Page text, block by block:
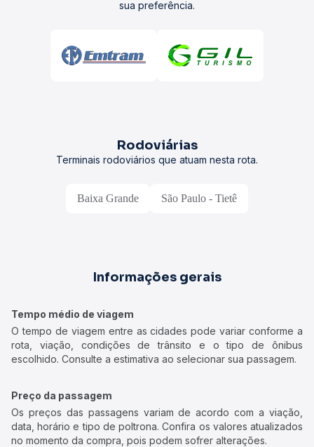
sua preferência.
Rodoviárias
Terminais rodoviários que atuam nesta rota.
Baixa Grande São Paulo - Tietê
Informações gerais
Tempo médio de viagem
O tempo de viagem entre as cidades pode variar conforme a
rota, viação, condições de trânsito e o tipo de ônibus
escolhido. Consulte a estimativa ao selecionar sua passagem.
Preço da passagem
Os preços das passagens variam de acordo com a viação,
data, horário e tipo de poltrona. Confira os valores atualizados
no momento da compra, pois podem sofrer alterações.